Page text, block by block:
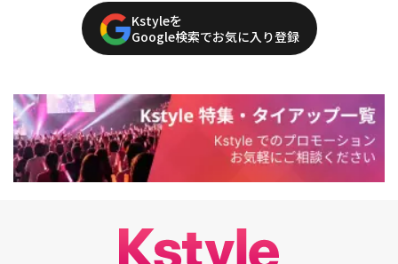
Kstyleを
Google検索でお気に入り登録